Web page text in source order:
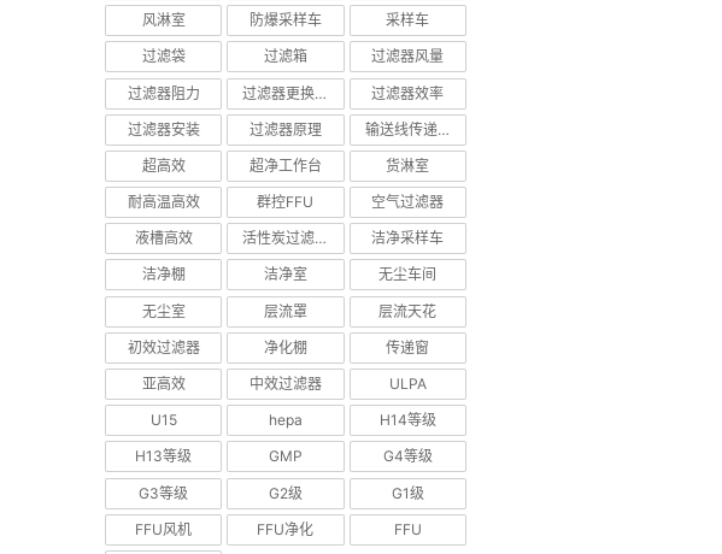
风淋室 防爆采样车 采样车
过滤袋 过滤箱 过滤器风量
过滤器阻力 过滤器更换周期 过滤器效率
过滤器安装 过滤器原理 输送线传递窗
超高效 超净工作台 货淋室
耐高温高效 群控FFU 空气过滤器
液槽高效 活性炭过滤器 洁净采样车
洁净棚 洁净室 无尘车间
无尘室 层流罩 层流天花
初效过滤器 净化棚 传递窗
亚高效 中效过滤器 ULPA
U15 hepa H14等级
H13等级 GMP G4等级
G3等级 G2级 G1级
FFU风机 FFU净化 FFU